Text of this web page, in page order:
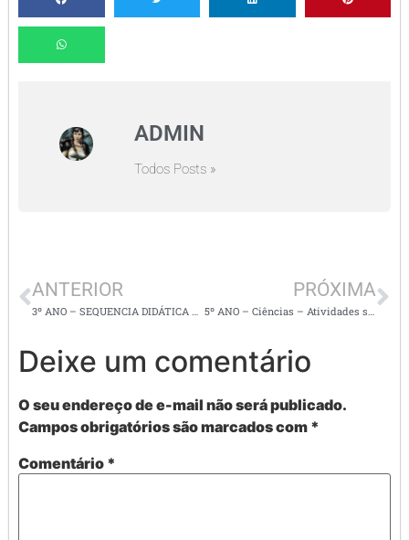
ADMIN
Todos Posts »
ANTERIOR
3º ANO – SEQUENCIA DIDÁTICA Chapeuzinho Vermelho
PRÓXIMA
5º ANO – Ciências – Atividades sobre alimentação saudável / nutrição
Deixe um comentário
O seu endereço de e-mail não será publicado.
Campos obrigatórios são marcados com *
Comentário *